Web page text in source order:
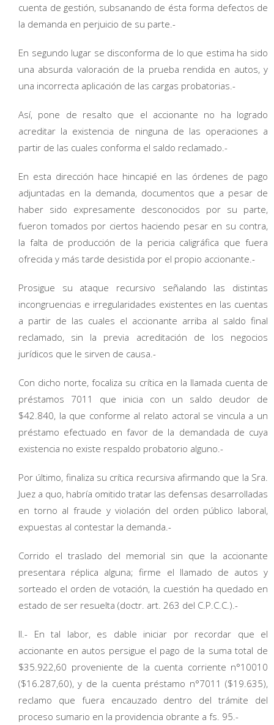
cuenta de gestión, subsanando de ésta forma defectos de
la demanda en perjuicio de su parte.-
En segundo lugar se disconforma de lo que estima ha sido
una absurda valoración de la prueba rendida en autos, y
una incorrecta aplicación de las cargas probatorias.-
Así, pone de resalto que el accionante no ha logrado
acreditar la existencia de ninguna de las operaciones a
partir de las cuales conforma el saldo reclamado.-
En esta dirección hace hincapié en las órdenes de pago
adjuntadas en la demanda, documentos que a pesar de
haber sido expresamente desconocidos por su parte,
fueron tomados por ciertos haciendo pesar en su contra,
la falta de producción de la pericia caligráfica que fuera
ofrecida y más tarde desistida por el propio accionante.-
Prosigue su ataque recursivo señalando las distintas
incongruencias e irregularidades existentes en las cuentas
a partir de las cuales el accionante arriba al saldo final
reclamado, sin la previa acreditación de los negocios
jurídicos que le sirven de causa.-
Con dicho norte, focaliza su crítica en la llamada cuenta de
préstamos 7011 que inicia con un saldo deudor de
$42.840, la que conforme al relato actoral se vincula a un
préstamo efectuado en favor de la demandada de cuya
existencia no existe respaldo probatorio alguno.-
Por último, finaliza su crítica recursiva afirmando que la Sra.
Juez a quo, habría omitido tratar las defensas desarrolladas
en torno al fraude y violación del orden público laboral,
expuestas al contestar la demanda.-
Corrido el traslado del memorial sin que la accionante
presentara réplica alguna; firme el llamado de autos y
sorteado el orden de votación, la cuestión ha quedado en
estado de ser resuelta (doctr. art. 263 del C.P.C.C.).-
II.- En tal labor, es dable iniciar por recordar que el
accionante en autos persigue el pago de la suma total de
$35.922,60 proveniente de la cuenta corriente n°10010
($16.287,60), y de la cuenta préstamo n°7011 ($19.635),
reclamo que fuera encauzado dentro del trámite del
proceso sumario en la providencia obrante a fs. 95.-